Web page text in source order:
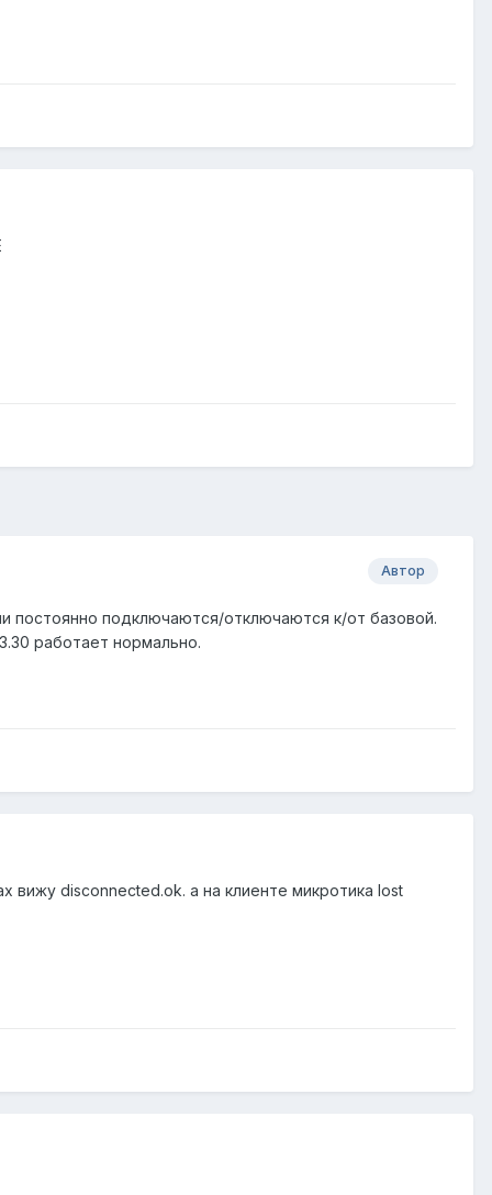
Автор
постоянно подключаются/отключаются к/от базовой.
работает нормально.
вижу disconnected.ok. а на клиенте микротика lost